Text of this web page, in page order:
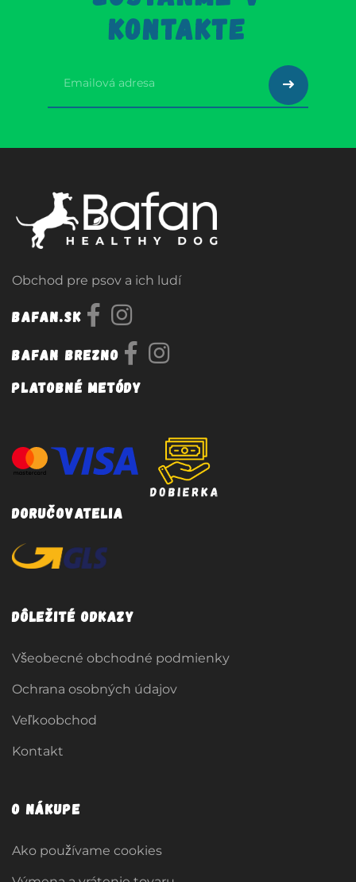
KONTAKTE
Obchod pre psov a ich ludí
Bafan.sk
Bafan Brezno
Platobné metódy
Doručovatelia
Dôležité odkazy
Všeobecné obchodné podmienky
Ochrana osobných údajov
Veľkoobchod
Kontakt
O nákupe
Ako používame cookies